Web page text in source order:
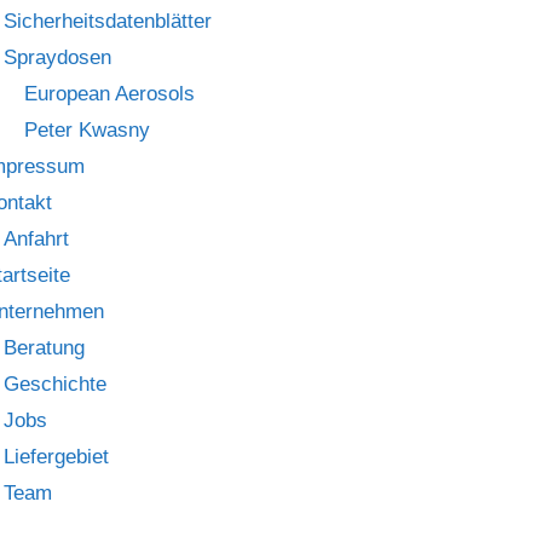
Sicherheitsdatenblätter
Spraydosen
European Aerosols
Peter Kwasny
Anfahrt
Beratung
Geschichte
Jobs
Liefergebiet
Team